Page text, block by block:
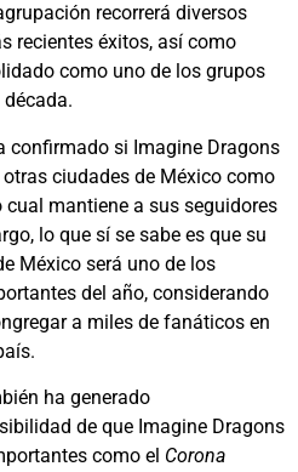
recorrerá diversos
recientes éxitos, así como
como uno de los grupos
confirmado si Imagine Dragons
ciudades de México como
cual mantiene a sus seguidores
lo que sí se sabe es que su
México será uno de los
del año, considerando
a miles de fanáticos en
ha generado
de que Imagine Dragons
como el Corona